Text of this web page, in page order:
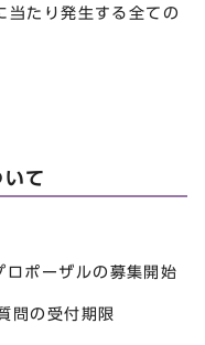
たり発生する全ての
て
ポーザルの募集開始
受付期限